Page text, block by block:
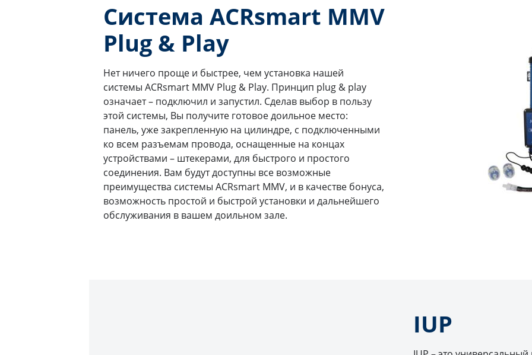
Система ACRsmart MMV
Plug & Play
Нет ничего проще и быстрее, чем установка нашей
системы ACRsmart MMV Plug & Play. Принцип plug & play
означает – подключил и запустил. Сделав выбор в пользу
этой системы, Вы получите готовое доильное место:
панель, уже закрепленную на цилиндре, с подключенными
ко всем разъемам провода, оснащенные на концах
устройствами – штекерами, для быстрого и простого
соединения. Вам будут доступны все возможные
преимущества системы ACRsmart MMV, и в качестве бонуса,
возможность простой и быстрой установки и дальнейшего
обслуживания в вашем доильном зале.
IUP